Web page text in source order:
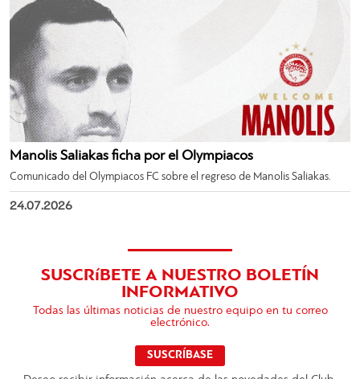
Manolis Saliakas ficha por el Olympiacos
Comunicado del Olympiacos FC sobre el regreso de Manolis Saliakas.
24.07.2026
SUSCRíBETE A NUESTRO BOLETÍN
INFORMATIVO
Todas las últimas noticias de nuestro equipo en tu correo
electrónico.
SUSCRÍBASE